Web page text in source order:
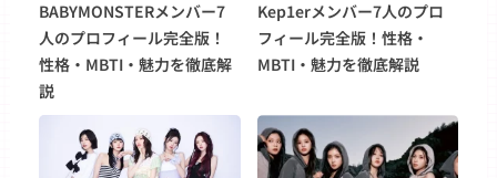
BABYMONSTERメンバー7
人のプロフィール完全版！
性格・MBTI・魅力を徹底解
説
Kep1erメンバー7人のプロ
フィール完全版！性格・
MBTI・魅力を徹底解説